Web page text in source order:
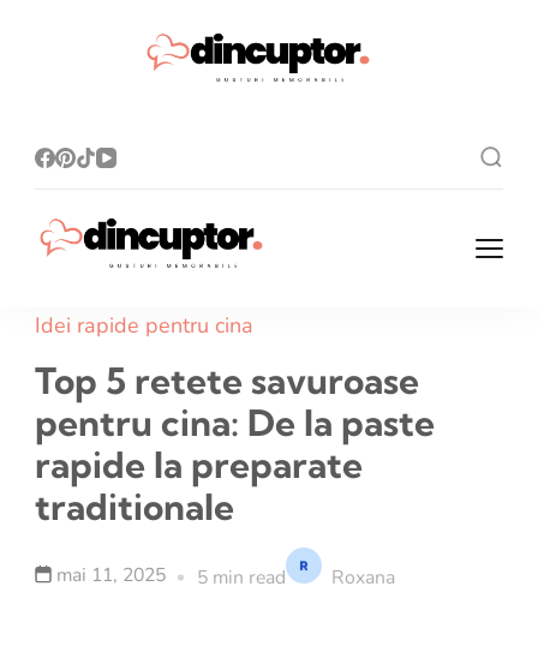
memorabile!
Dincuptor.ro
Rețete simple, gusturi
Idei rapide pentru cina
Top 5 retete savuroase
pentru cina: De la paste
rapide la preparate
traditionale
mai 11, 2025 5 min read Roxana